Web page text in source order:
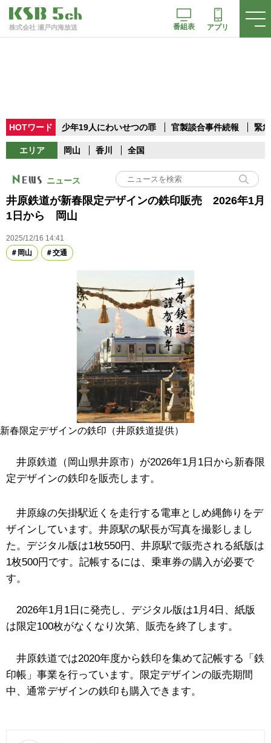
株式会社 瀬戸内海放送 番組表 アプリ
HOTワード 少年19人にわいせつの罪 官製談合事件続報 緊
エリア 岡山 香川 全国
ニュース
井原鉄道が新春限定デザインの鉄印販売 2026年1月
1日から 岡山
2025/12/16 14:41
岡山
交通
新春限定デザインの鉄印（井原鉄道提供）
井原鉄道（岡山県井原市）が2026年1月1日から新春限
定デザインの鉄印を販売します。
井原線の矢掛駅近くを走行する電車としめ縄飾りをデ
ザインしています。井原駅の駅長が写真を撮影しまし
た。デジタル版は1枚550円、井原駅で販売される紙版は
1枚500円です。記帳するには、乗車券の購入が必要で
す。
2026年1月1日に発売し、デジタル版は1月4日、紙版
は限定100枚がなくなり次第、販売を終了します。
井原鉄道では2020年度から鉄印を集めて記帳する「鉄
印帳」事業を行っています。限定デザインの販売期間
中、通常デザインの鉄印も購入できます。